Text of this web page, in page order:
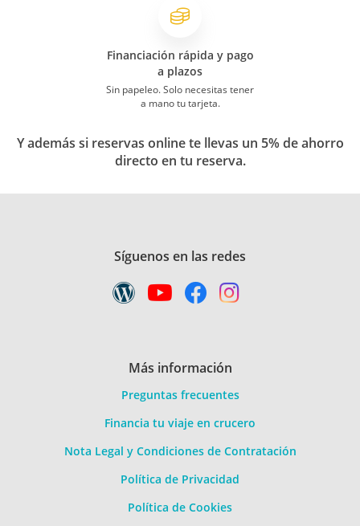
Financiación rápida y pago
a plazos
Sin papeleo. Solo necesitas tener
a mano tu tarjeta.
Y además si reservas online te llevas un 5% de ahorro
directo en tu reserva.
Síguenos en las redes
Más información
Preguntas frecuentes
Financia tu viaje en crucero
Nota Legal y Condiciones de Contratación
Política de Privacidad
Política de Cookies